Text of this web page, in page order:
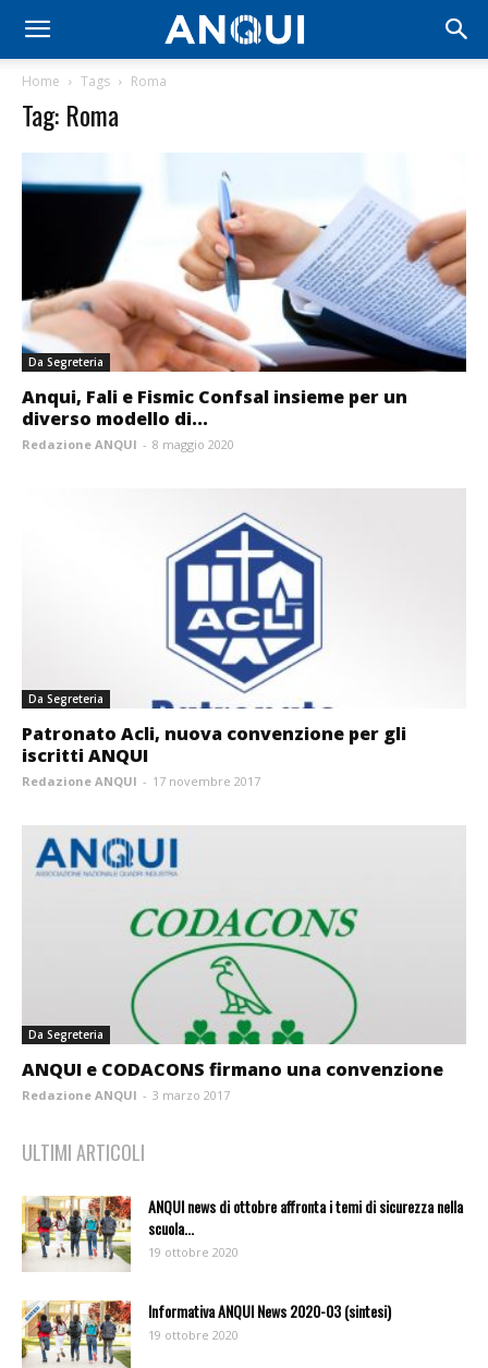
Home Tags Roma
Tag: Roma
Da Segreteria
Anqui, Fali e Fismic Confsal insieme per un
diverso modello di...
Redazione ANQUI - 8 maggio 2020
Da Segreteria
Patronato Acli, nuova convenzione per gli
iscritti ANQUI
Redazione ANQUI - 17 novembre 2017
Da Segreteria
ANQUI e CODACONS firmano una convenzione
Redazione ANQUI - 3 marzo 2017
ULTIMI ARTICOLI
ANQUI news di ottobre affronta i temi di sicurezza nella
scuola...
19 ottobre 2020
Informativa ANQUI News 2020-03 (sintesi)
19 ottobre 2020